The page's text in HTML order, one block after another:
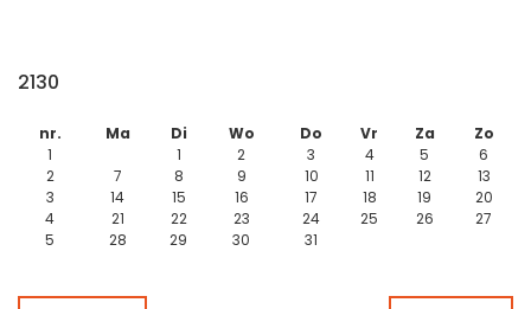
2130
nr. Ma Di Wo Do Vr Za
Zo
1
1 2 3 4 5
6
2
7 8 9 10 11 12
13
3
14 15 16 17 18 19
20
4
21 22 23 24 25 26
27
5
28 29 30 31